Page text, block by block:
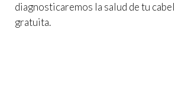
diagnosticaremos la salud de tu
gratuita.